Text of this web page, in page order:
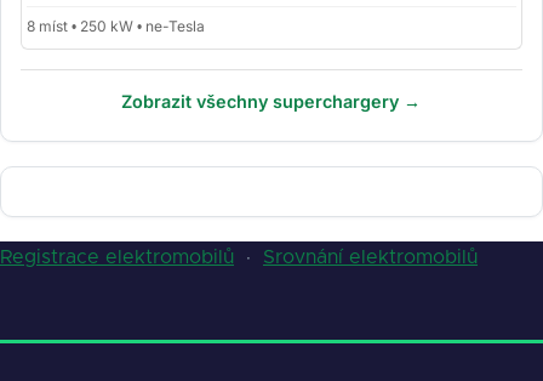
8 míst • 250 kW • ne-Tesla
Zobrazit všechny superchargery →
Registrace elektromobilů · Srovnání elektromobilů